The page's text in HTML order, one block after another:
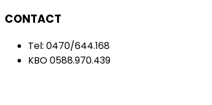
CONTACT
Tel: 0470/644.168
KBO 0588.970.439